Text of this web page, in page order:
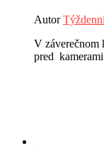
Autor
V záverečnom
pred